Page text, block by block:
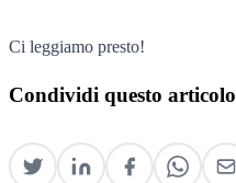
Ci leggiamo presto!
Condividi questo articolo